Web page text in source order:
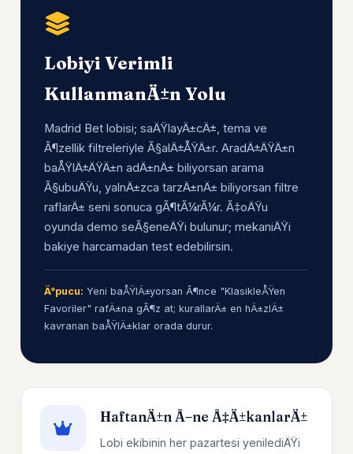
Lobiyi Verimli
KullanmanÄ±n Yolu
Madrid Bet lobisi; saÄŸlayÄ±cÄ±, tema ve
Ã¶zellik filtreleriyle Ã§alÄ±ÅŸÄ±r. AradÄ±ÄŸÄ±n
baÅŸlÄ±ÄŸÄ±n adÄ±nÄ± biliyorsan arama
Ã§ubuÄŸu, yalnÄ±zca tarzÄ±nÄ± biliyorsan filtre
raflarÄ± seni sonuca gÃ¶tÃ¼rÃ¼r. Ã‡oÄŸu
oyunda demo seÃ§eneÄŸi bulunur; mekaniÄŸi
bakiye harcamadan test edebilirsin.
Ä°pucu: Yeni baÅŸlÄ±yorsan Ã¶nce "KlasikleÅŸen
Favoriler" rafÄ±na gÃ¶z at; kurallarÄ± en hÄ±zlÄ±
kavranan baÅŸlÄ±klar orada durur.
HaftanÄ±n Ã–ne Ã‡Ä±kanlarÄ±
Lobi ekibinin her pazartesi yenilediÄŸi